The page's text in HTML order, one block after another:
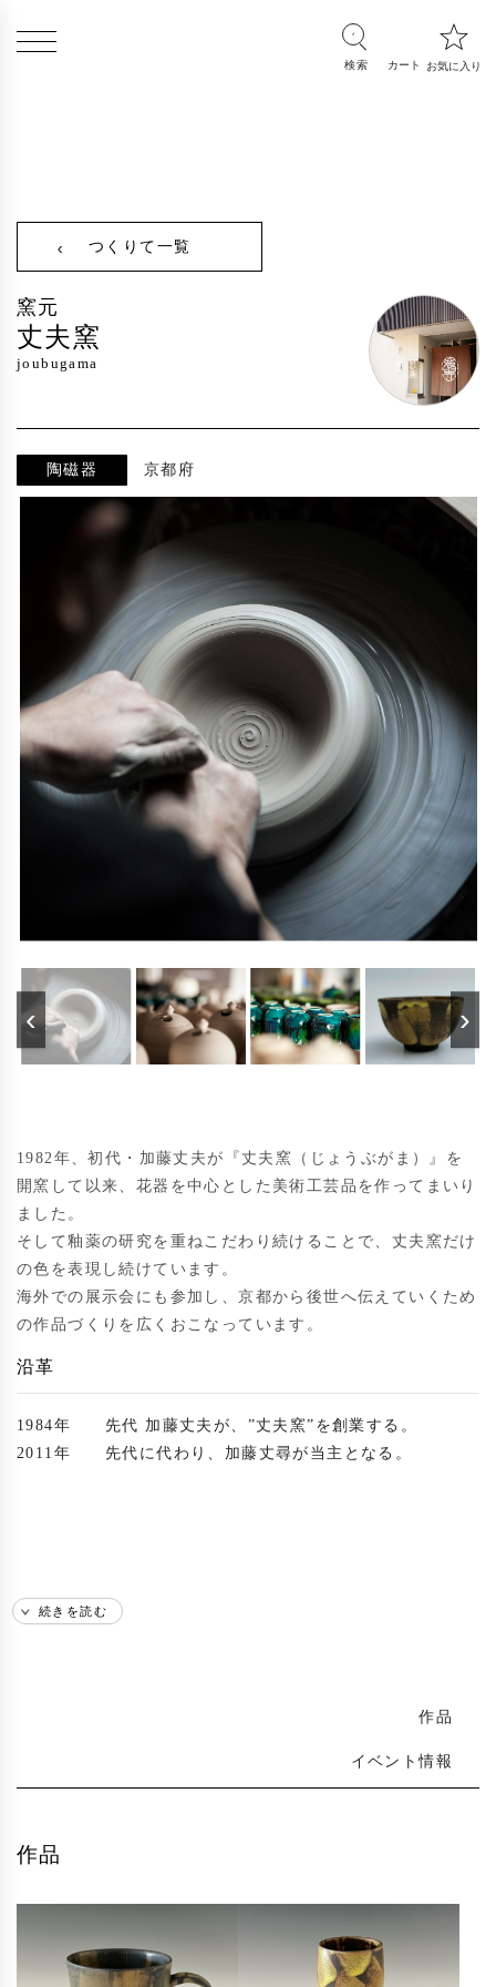
つくりて一覧
窯元
丈夫窯
joubugama
陶磁器 京都府
‹ ›
1982年、初代・加藤丈夫が『丈夫窯（じょうぶがま）』を
開窯して以来、花器を中心とした美術工芸品を作ってまいり
ました。
そして釉薬の研究を重ねこだわり続けることで、丈夫窯だけ
の色を表現し続けています。
海外での展示会にも参加し、京都から後世へ伝えていくため
の作品づくりを広くおこなっています。
沿革
1984年
先代 加藤丈夫が、”丈夫窯”を創業する。
2011年
先代に代わり、加藤丈尋が当主となる。
続きを読む
作品
イベント情報
作品